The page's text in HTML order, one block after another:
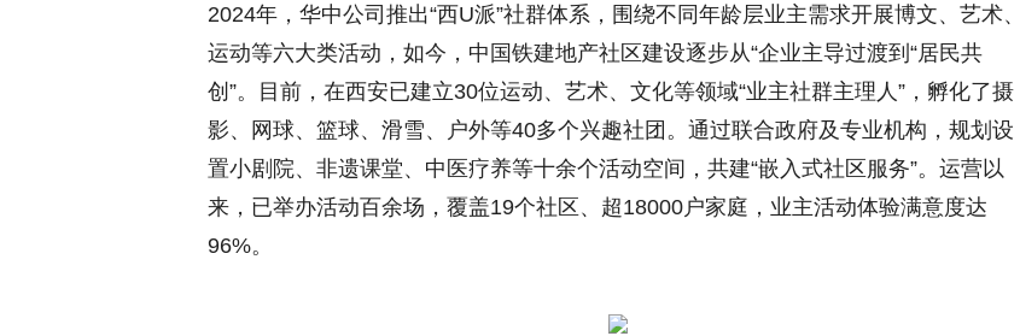
2024年，华中公司推出“西U派”社群体系，围绕不同年龄层业主需求开展博文、艺术、
运动等六大类活动，如今，中国铁建地产社区建设逐步从“企业主导过渡到“居民共
创”。目前，在西安已建立30位运动、艺术、文化等领域“业主社群主理人”，孵化了摄
影、网球、篮球、滑雪、户外等40多个兴趣社团。通过联合政府及专业机构，规划设
置小剧院、非遗课堂、中医疗养等十余个活动空间，共建“嵌入式社区服务”。运营以
来，已举办活动百余场，覆盖19个社区、超18000户家庭，业主活动体验满意度达
96%。